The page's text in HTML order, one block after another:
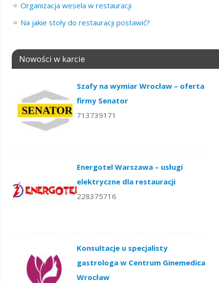
Organizacja wesela w restauracji
Na jakie stoły do restauracji postawić?
Nowości w karcie
Szafy na wymiar Wrocław – oferta
firmy Senator
713739171
Energotel Warszawa – usługi
elektryczne dla restauracji
228375716
Konsultacje u specjalisty
gastrologa w Centrum Ginemedica
Wrocław